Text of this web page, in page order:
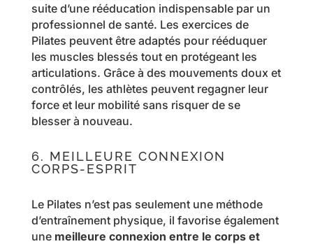
suite d’une rééducation indispensable par un
professionnel de santé. Les exercices de
Pilates peuvent être adaptés pour rééduquer
les muscles blessés tout en protégeant les
articulations. Grâce à des mouvements doux et
contrôlés, les athlètes peuvent regagner leur
force et leur mobilité sans risquer de se
blesser à nouveau.
6. MEILLEURE CONNEXION
CORPS-ESPRIT
Le Pilates n’est pas seulement une méthode
d’entraînement physique, il favorise également
une meilleure connexion entre le corps et